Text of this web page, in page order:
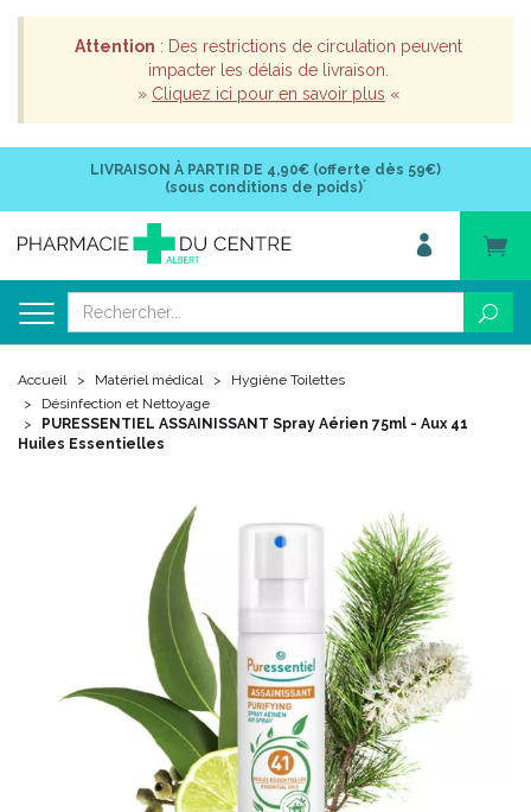
Attention : Des restrictions de circulation peuvent
impacter les délais de livraison.
» Cliquez ici pour en savoir plus «
LIVRAISON À PARTIR DE 4,90€ (offerte dès 59€)
(sous conditions de poids)*
Accueil Matériel médical
Hygiène Toilettes
Désinfection et Nettoyage
PURESSENTIEL ASSAINISSANT Spray Aérien 75ml - Aux 41
Huiles Essentielles